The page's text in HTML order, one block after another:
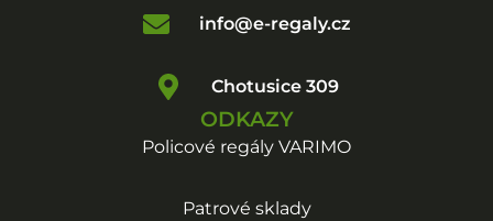
info@e-regaly.cz
Chotusice 309
ODKAZY
Policové regály VARIMO
Patrové sklady